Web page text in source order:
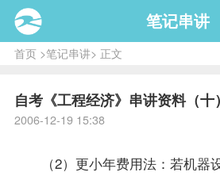
笔记串讲
首页>笔记串讲> 正文
自考《工程经济》串讲资料（十）
2006-12-19 15:38
（2）更小年费用法：若机器